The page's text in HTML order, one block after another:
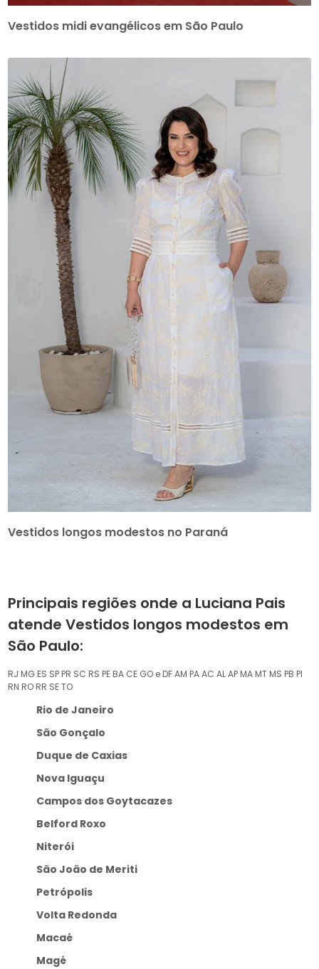
Vestidos midi evangélicos em São Paulo
Vestidos longos modestos no Paraná
Principais regiões onde a Luciana Pais
atende Vestidos longos modestos em
São Paulo:
RJ MG ES SP PR SC RS PE BA CE GO e DFAM PAAC ALAP MA MT MS PB PI
RN RO RR SETO
Rio de Janeiro
São Gonçalo
Duque de Caxias
Nova Iguaçu
Campos dos Goytacazes
Belford Roxo
Niterói
São João de Meriti
Petrópolis
Volta Redonda
Macaé
Magé